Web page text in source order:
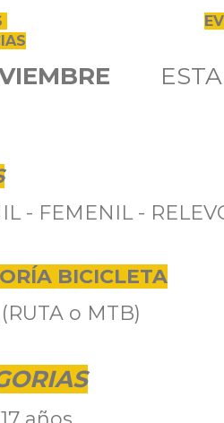
- FEMENIL -
BICICLETA
(RUTA o MTB)